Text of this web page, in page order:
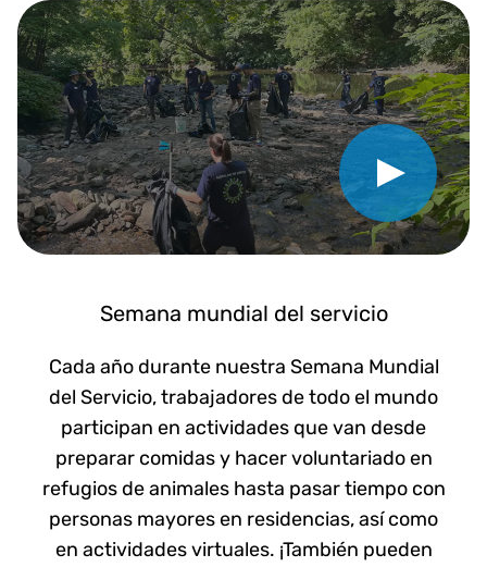
Reproducir vídeo
Semana mundial del servicio
Cada año durante nuestra Semana Mundial
del Servicio, trabajadores de todo el mundo
participan en actividades que van desde
preparar comidas y hacer voluntariado en
refugios de animales hasta pasar tiempo con
personas mayores en residencias, así como
en actividades virtuales. ¡También pueden